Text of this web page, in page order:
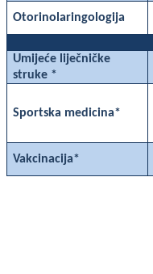
Otorinolaringologija
Umijeće liječničke
struke *
Sportska medicina*
Vakcinacija*